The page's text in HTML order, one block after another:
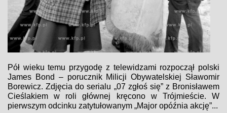
Pół wieku temu przygodę z telewidzami rozpoczął polski
James Bond – porucznik Milicji Obywatelskiej Sławomir
Borewicz. Zdjęcia do serialu „07 zgłoś się” z Bronisławem
Cieślakiem w roli głównej kręcono w Trójmieście. W
pierwszym odcinku zatytułowanym „Major opóźnia akcję”...